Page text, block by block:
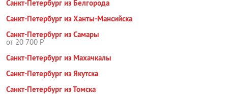
Санкт-Петербург из Белгорода
Санкт-Петербург из Ханты-Мансийска
Санкт-Петербург из Самары
от 20 700 Р
Санкт-Петербург из Махачкалы
Санкт-Петербург из Якутска
Санкт-Петербург из Томска